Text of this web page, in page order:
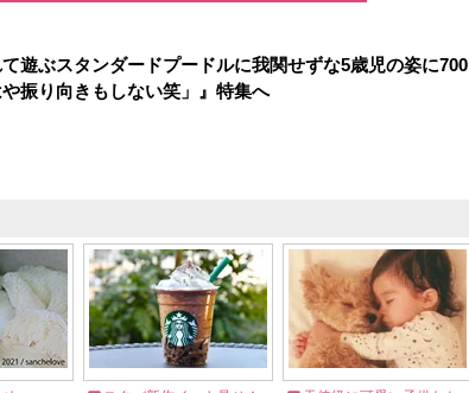
遊ぶスタンダードプードルに我関せずな5歳児の姿に700
振り向きもしない笑」』特集へ